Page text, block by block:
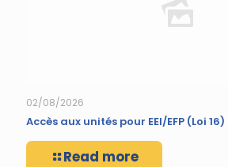
02/08/2026
Accès aux unités pour EEI/EFP (Loi
Read more